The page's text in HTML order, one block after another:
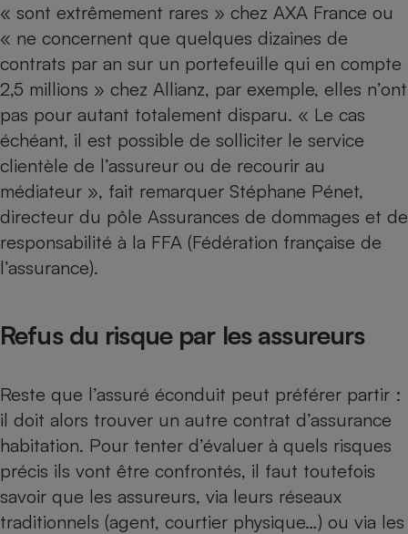
« sont extrêmement rares » chez AXA France ou
« ne concernent que quelques dizaines de
contrats par an sur un portefeuille qui en compte
2,5 millions » chez Allianz, par exemple, elles n’ont
pas pour autant totalement disparu. « Le cas
échéant, il est possible de solliciter le service
clientèle de l’assureur ou de recourir au
médiateur », fait remarquer Stéphane Pénet,
directeur du pôle Assurances de dommages et de
responsabilité à la FFA (Fédération française de
l’assurance).
Refus du risque par les assureurs
Reste que l’assuré éconduit peut préférer partir :
il doit alors trouver un autre contrat d’assurance
habitation. Pour tenter d’évaluer à quels risques
précis ils vont être confrontés, il faut toutefois
savoir que les assureurs, via leurs réseaux
traditionnels (agent, courtier physique…) ou via les